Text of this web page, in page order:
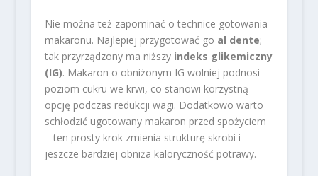
Nie można też zapominać o technice gotowania
makaronu. Najlepiej przygotować go al dente;
tak przyrządzony ma niższy indeks glikemiczny
(IG). Makaron o obniżonym IG wolniej podnosi
poziom cukru we krwi, co stanowi korzystną
opcję podczas redukcji wagi. Dodatkowo warto
schłodzić ugotowany makaron przed spożyciem
– ten prosty krok zmienia strukturę skrobi i
jeszcze bardziej obniża kaloryczność potrawy.